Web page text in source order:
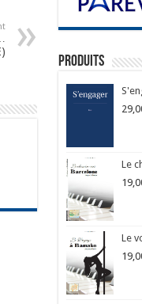
Produits
Le
Le